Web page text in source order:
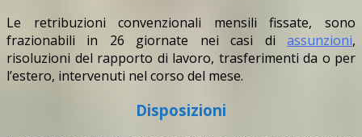
Le retribuzioni convenzionali mensili fissate, sono
frazionabili in 26 giornate nei casi di assunzioni,
risoluzioni del rapporto di lavoro, trasferimenti da o per
l’estero, intervenuti nel corso del mese.
Disposizioni